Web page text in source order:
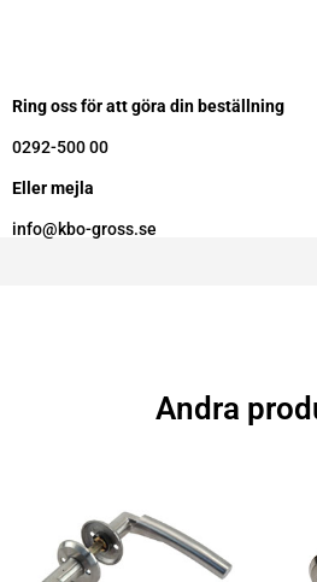
Ring oss för att göra din beställning
0292-500 00
Eller mejla
info@kbo-gross.se
Andra